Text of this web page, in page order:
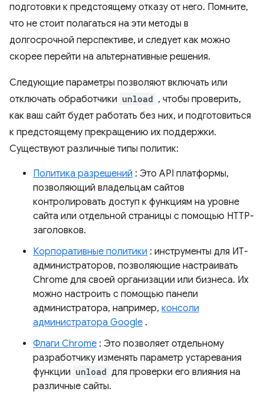
подготовки к предстоящему отказу от него. Помните,
что не стоит полагаться на эти методы в
долгосрочной перспективе, и следует как можно
скорее перейти на альтернативные решения.
Следующие параметры позволяют включать или
отключать обработчики unload , чтобы проверить,
как ваш сайт будет работать без них, и подготовиться
к предстоящему прекращению их поддержки.
Существуют различные типы политик:
Политика разрешений : Это API платформы,
позволяющий владельцам сайтов
контролировать доступ к функциям на уровне
сайта или отдельной страницы с помощью HTTP-
заголовков.
Корпоративные политики : инструменты для ИТ-
администраторов, позволяющие настраивать
Chrome для своей организации или бизнеса. Их
можно настроить с помощью панели
администратора, например, консоли
администратора Google .
Флаги Chrome : Это позволяет отдельному
разработчику изменять параметр устаревания
функции unload для проверки его влияния на
различные сайты.